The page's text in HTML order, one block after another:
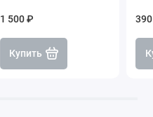
1 500 ₽
Купить